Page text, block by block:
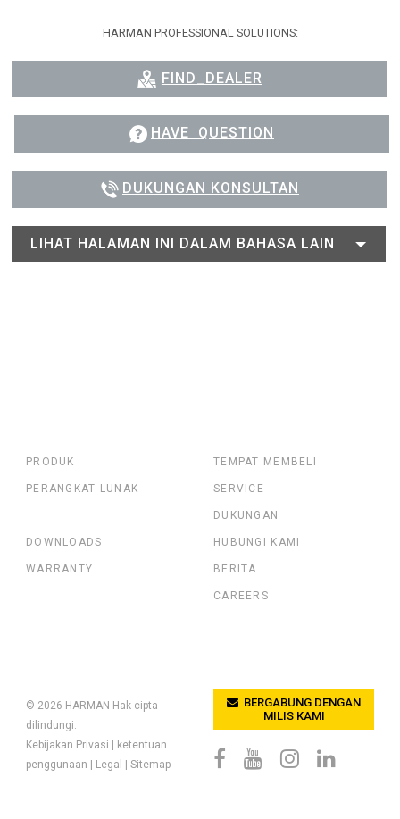
HARMAN PROFESSIONAL SOLUTIONS:
FIND_DEALER
HAVE_QUESTION
DUKUNGAN KONSULTAN
LIHAT HALAMAN INI DALAM BAHASA LAIN
PRODUK
PERANGKAT LUNAK
TEMPAT MEMBELI
SERVICE
DUKUNGAN
DOWNLOADS
WARRANTY
HUBUNGI KAMI
BERITA
CAREERS
© 2026 HARMAN Hak cipta
dilindungi.
Kebijakan Privasi
ketentuan
penggunaan
Legal Sitemap
BERGABUNG DENGAN
MILIS KAMI